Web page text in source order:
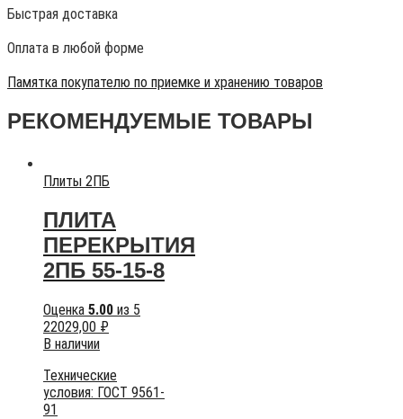
Быстрая доставка
Оплата в любой форме
Памятка покупателю по приемке и хранению товаров
РЕКОМЕНДУЕМЫЕ ТОВАРЫ
Плиты 2ПБ
ПЛИТА
ПЕРЕКРЫТИЯ
2ПБ 55-15-8
Оценка 5.00 из 5
22029,00 ₽
В наличии
Технические
условия: ГОСТ 9561-
91